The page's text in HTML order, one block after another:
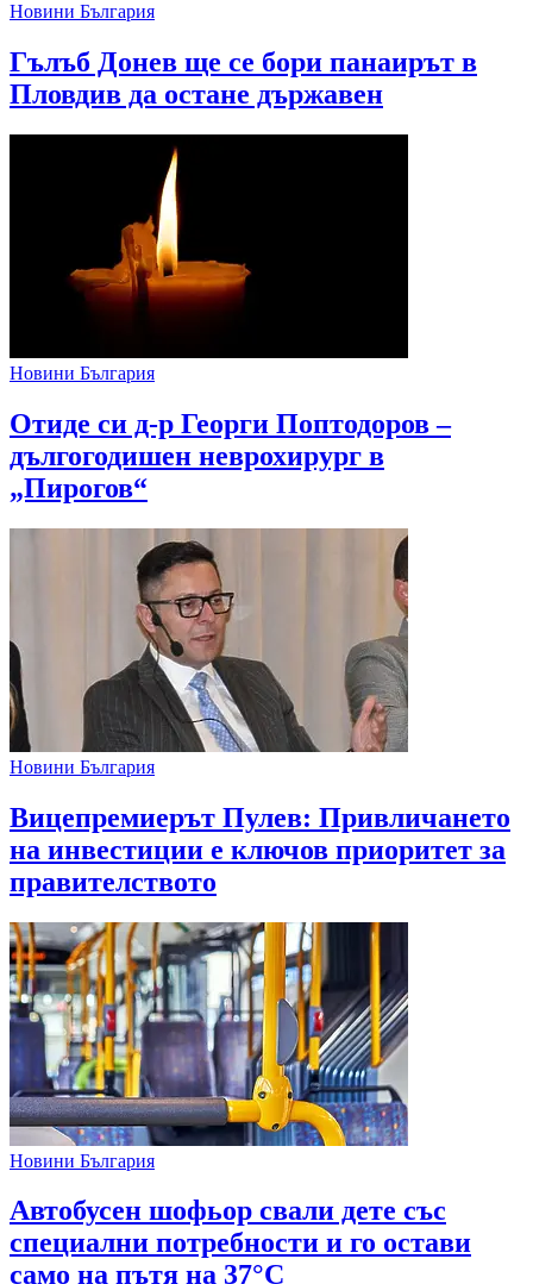
Новини България
Гълъб Донев ще се бори панаирът в
Пловдив да остане държавен
Новини България
Отиде си д-р Георги Поптодоров –
дългогодишен неврохирург в
„Пирогов“
Новини България
Вицепремиерът Пулев: Привличането
на инвестиции е ключов приоритет за
правителството
Новини България
Автобусен шофьор свали дете със
специални потребности и го остави
само на пътя на 37°C